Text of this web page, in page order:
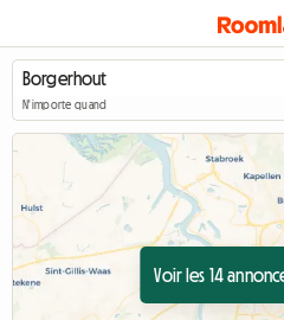
N'importe quand
Voir les 14